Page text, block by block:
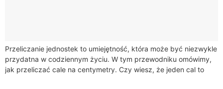
Przeliczanie jednostek to umiejętność, która może być niezwykle
przydatna w codziennym życiu. W tym przewodniku omówimy,
jak przeliczać cale na centymetry. Czy wiesz, że jeden cal to